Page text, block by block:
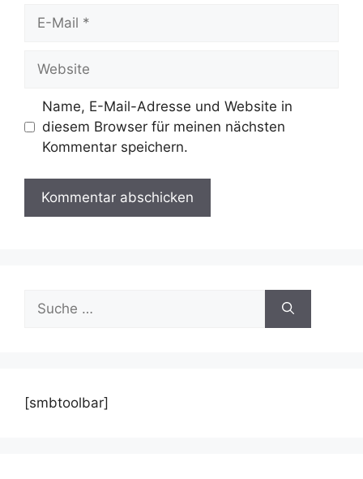
Website
Name, E-Mail-Adresse und Website in
diesem Browser für meinen nächsten
Kommentar speichern.
nach:
[smbtoolbar]